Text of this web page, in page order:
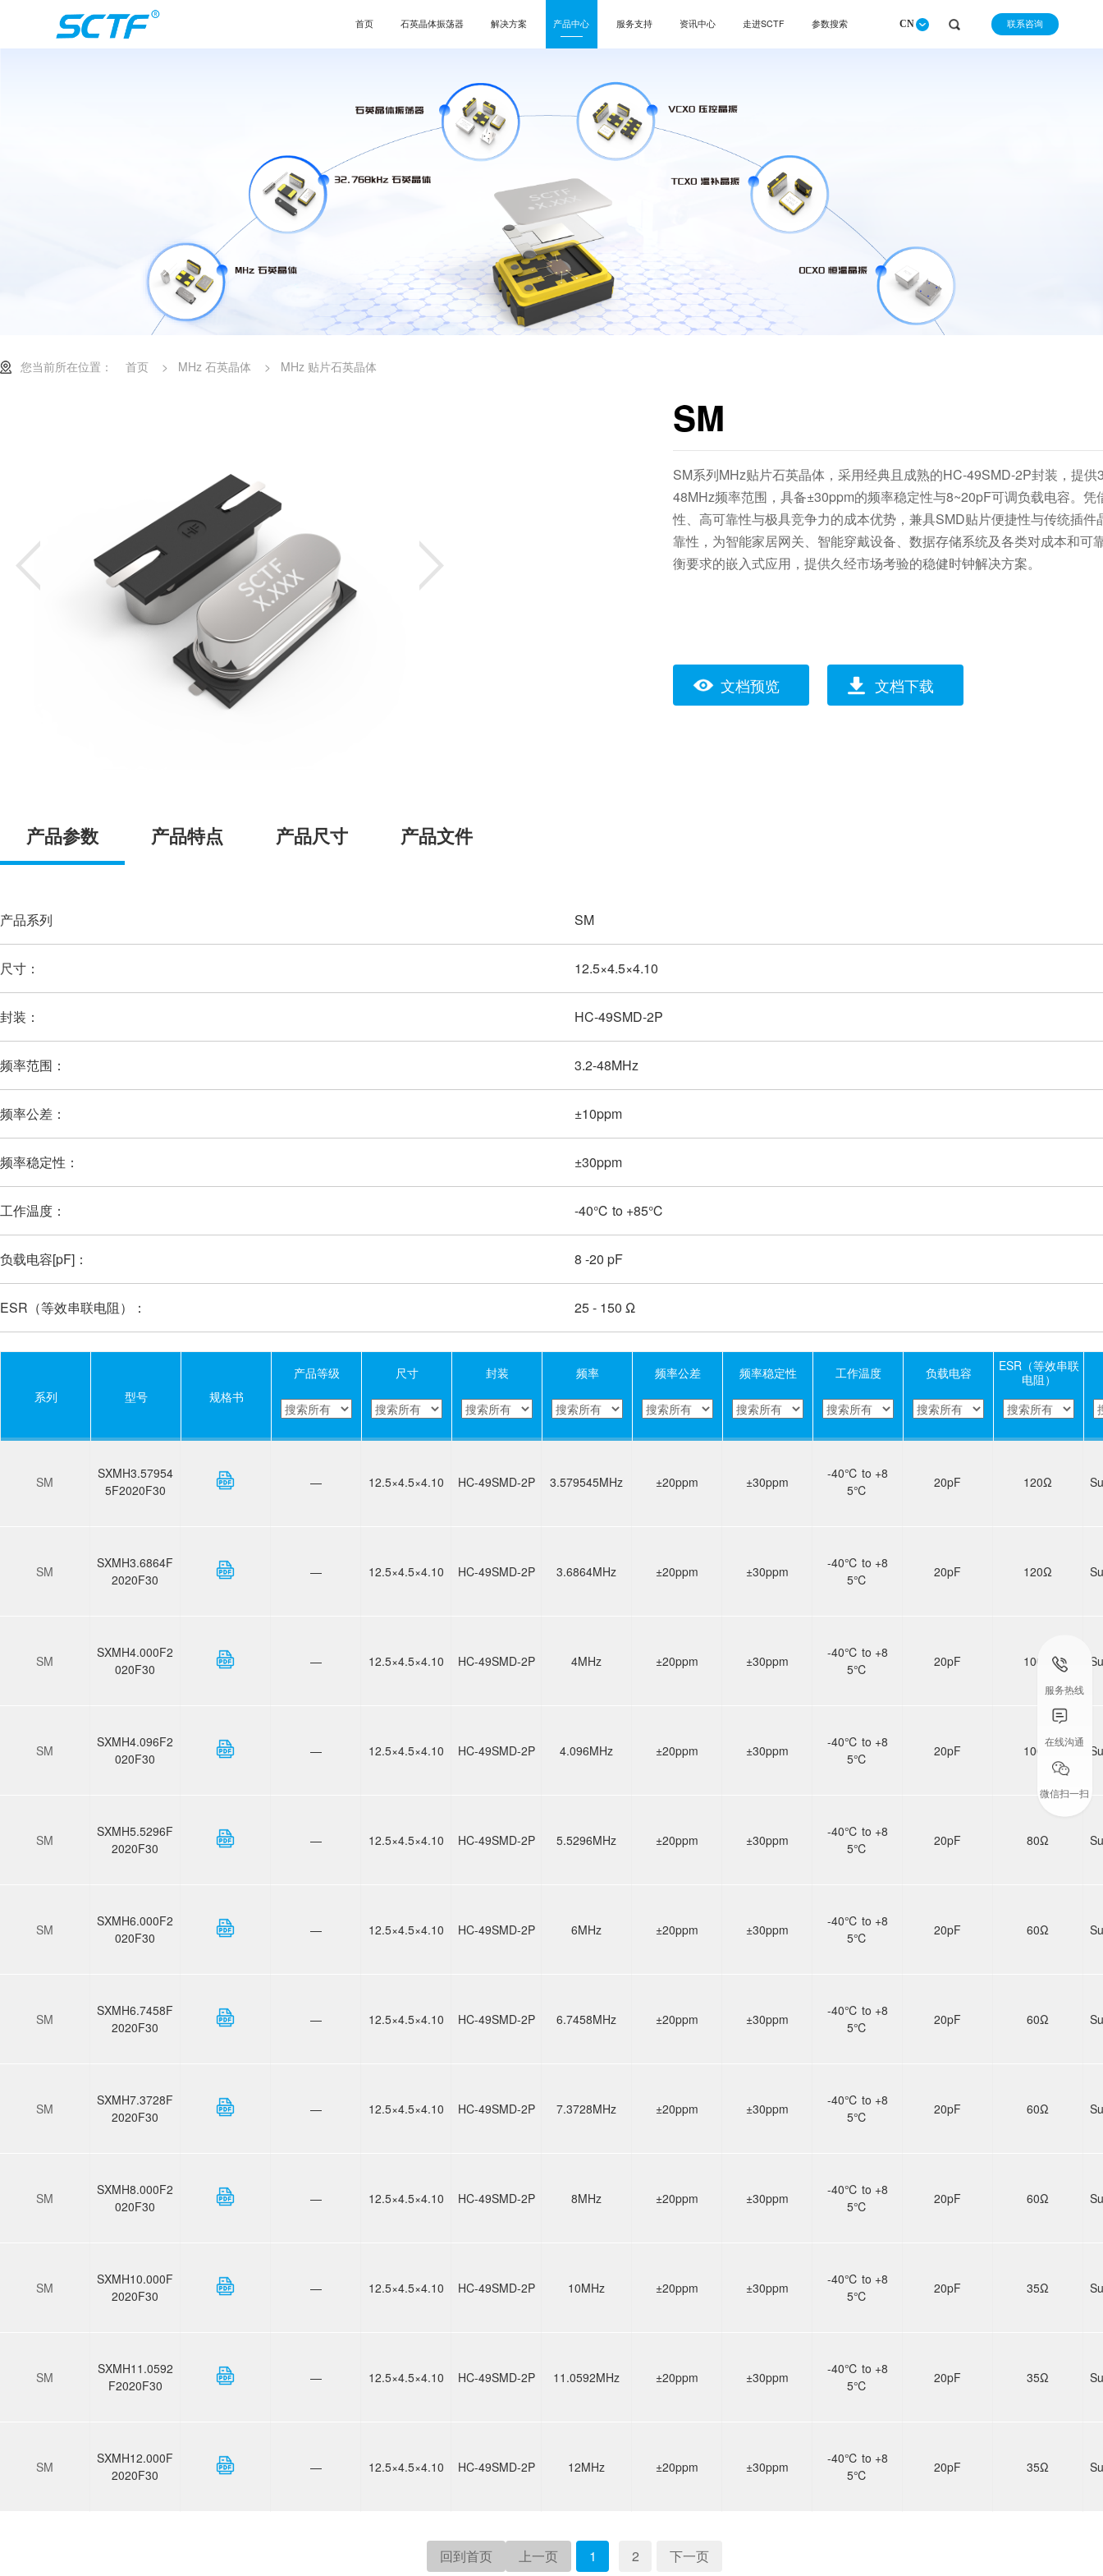
CN 联系咨询
首页 石英晶体振荡器 解决方案 产品中心 服务支持 资讯中心 走进SCTF 参数搜索
您当前所在位置： 首页 > MHz 石英晶体 > MHz 贴片石英晶体
SM
SM系列MHz贴片石英晶体，采用经典且成熟的HC-49SMD-2P封装，提供
48MHz频率范围，具备±30ppm的频率稳定性与8~20pF可调负载电容。凭
性、高可靠性与极具竞争力的成本优势，兼具SMD贴片便捷性与传统插件
靠性，为智能家居网关、智能穿戴设备、数据存储系统及各类对成本和可
衡要求的嵌入式应用，提供久经市场考验的稳健时钟解决方案。
文档预览 文档下载
产品参数 产品特点 产品尺寸 产品文件
产品系列 SM
尺寸： 12.5×4.5×4.10
封装： HC-49SMD-2P
频率范围： 3.2-48MHz
频率公差： ±10ppm
频率稳定性： ±30ppm
工作温度： -40℃ to +85℃
负载电容[pF]： 8 -20 pF
ESR（等效串联电阻）： 25 - 150 Ω
系列 型号 规格书
产品等级 尺寸 封装 频率 频率公差 频率稳定性 工作温度 负载电容
ESR（等效串联
电阻）
SM
SXMH3.57954
5F2020F30
— 12.5×4.5×4.10 HC-49SMD-2P 3.579545MHz ±20ppm ±30ppm
-40℃ to +8
5℃
20pF 120Ω
SM
SXMH3.6864F
2020F30
— 12.5×4.5×4.10 HC-49SMD-2P 3.6864MHz ±20ppm ±30ppm
-40℃ to +8
5℃
20pF 120Ω
SM
SXMH4.000F2
020F30
— 12.5×4.5×4.10 HC-49SMD-2P 4MHz ±20ppm ±30ppm
-40℃ to +8
5℃
20pF 100Ω
SM
SXMH4.096F2
020F30
— 12.5×4.5×4.10 HC-49SMD-2P 4.096MHz ±20ppm ±30ppm
-40℃ to +8
5℃
20pF 100Ω
SM
SXMH5.5296F
2020F30
— 12.5×4.5×4.10 HC-49SMD-2P 5.5296MHz ±20ppm ±30ppm
-40℃ to +8
5℃
20pF 80Ω
SM
SXMH6.000F2
020F30
— 12.5×4.5×4.10 HC-49SMD-2P 6MHz ±20ppm ±30ppm
-40℃ to +8
5℃
20pF 60Ω
SM
SXMH6.7458F
2020F30
— 12.5×4.5×4.10 HC-49SMD-2P 6.7458MHz ±20ppm ±30ppm
-40℃ to +8
5℃
20pF 60Ω
SM
SXMH7.3728F
2020F30
— 12.5×4.5×4.10 HC-49SMD-2P 7.3728MHz ±20ppm ±30ppm
-40℃ to +8
5℃
20pF 60Ω
SM
SXMH8.000F2
020F30
— 12.5×4.5×4.10 HC-49SMD-2P 8MHz ±20ppm ±30ppm
-40℃ to +8
5℃
20pF 60Ω
SM
SXMH10.000F
2020F30
— 12.5×4.5×4.10 HC-49SMD-2P 10MHz ±20ppm ±30ppm
-40℃ to +8
5℃
20pF 35Ω
SM
SXMH11.0592
F2020F30
— 12.5×4.5×4.10 HC-49SMD-2P 11.0592MHz ±20ppm ±30ppm
-40℃ to +8
5℃
20pF 35Ω
SM
SXMH12.000F
2020F30
— 12.5×4.5×4.10 HC-49SMD-2P 12MHz ±20ppm ±30ppm
-40℃ to +8
5℃
20pF 35Ω
回到首页 上一页 1 2 下一页
服务热线
在线沟通
微信扫一扫